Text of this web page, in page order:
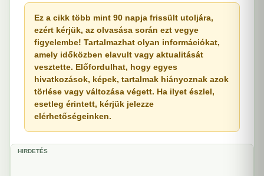
Ez a cikk több mint 90 napja frissült utoljára,
ezért kérjük, az olvasása során ezt vegye
figyelembe! Tartalmazhat olyan információkat,
amely időközben elavult vagy aktualitását
vesztette. Előfordulhat, hogy egyes
hivatkozások, képek, tartalmak hiányoznak azok
törlése vagy változása végett. Ha ilyet észlel,
esetleg érintett, kérjük jelezze
elérhetőségeinken.
HIRDETÉS